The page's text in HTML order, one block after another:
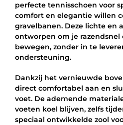
WHITE/GOLD
aantal
perfecte tennisschoen voor
comfort en elegantie willen
gravelbanen. Deze lichte en
ontworpen om je razendsnel
bewegen, zonder in te
ondersteuning.
Dankzij het vernieuwde
direct comfortabel aan en
voet. De ademende
voeten koel blijven, zelfs
speciaal ontwikkelde zool